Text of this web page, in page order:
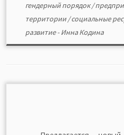
гендерный порядок/
территории /социальные
развитие- Инна Кодина